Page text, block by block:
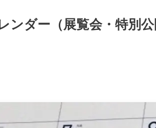
ンダー（展覧会・特別公